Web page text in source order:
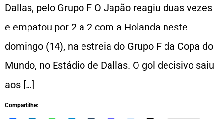
Dallas, pelo Grupo F O Japão reagiu duas vezes
e empatou por 2 a 2 com a Holanda neste
domingo (14), na estreia do Grupo F da Copa do
Mundo, no Estádio de Dallas. O gol decisivo saiu
aos […]
Compartilhe: